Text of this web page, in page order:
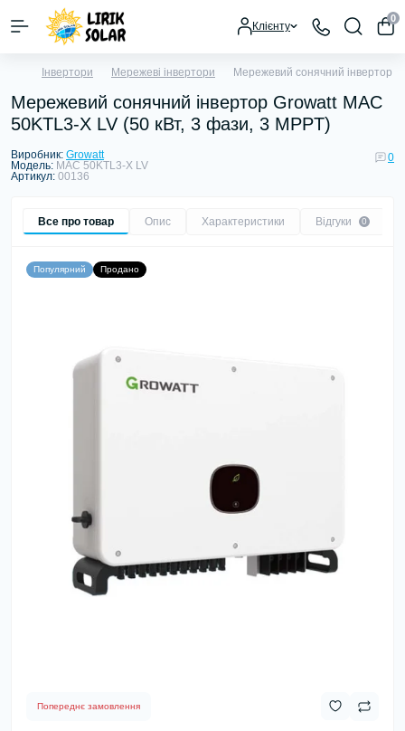
Клієнту
0
Інвертори Мережеві інвертори Мережевий сонячний інвертор
Мережевий сонячний інвертор Growatt MAC
50KTL3-X LV (50 кВт, 3 фази, 3 MPPT)
Виробник: Growatt
Модель: MAC 50KTL3-X LV
Артикул: 00136
0
Все про товар Опис Характеристики Відгуки 0
Популярний Продано
Попереднє замовлення